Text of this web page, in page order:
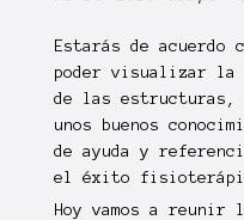
Estarás de acuerdo
poder visualizar la
de las estructuras,
unos buenos
de ayuda y
el éxito
Hoy vamos a reunir